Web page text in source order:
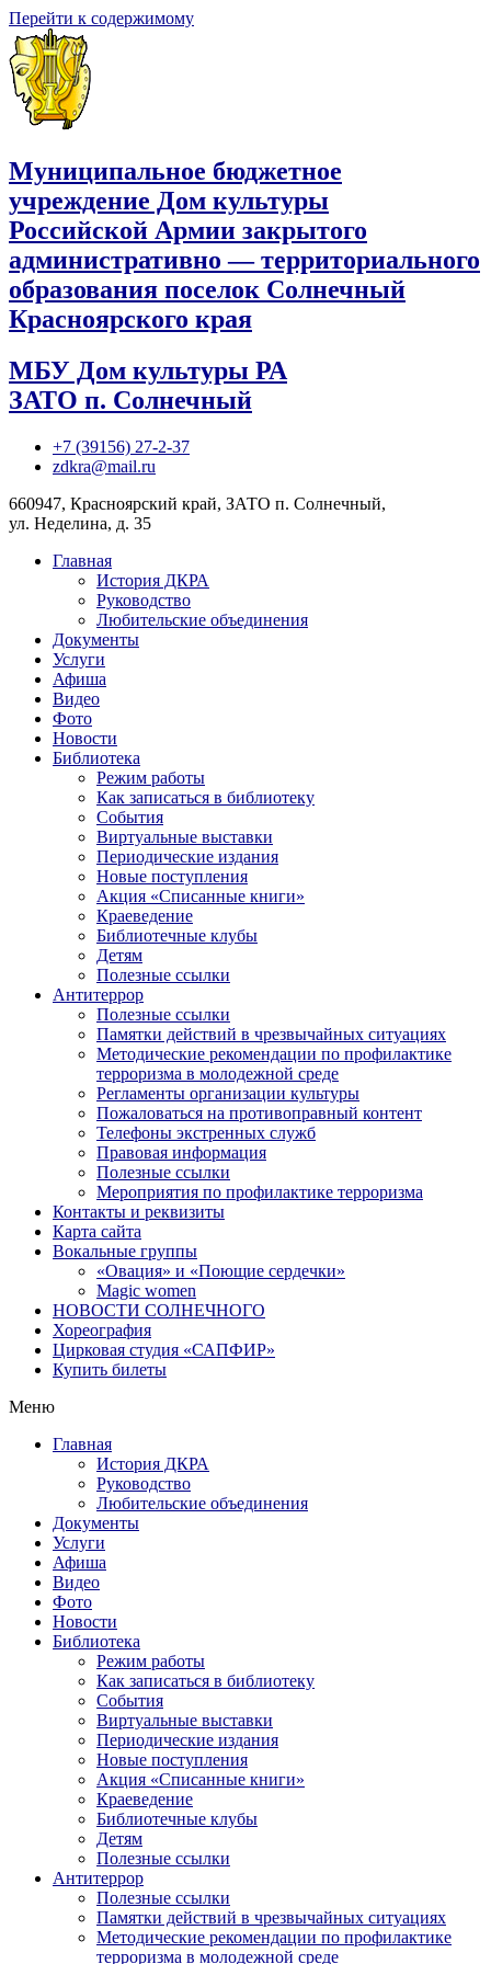
Перейти к содержимому
Муниципальное бюджетное
учреждение Дом культуры
Российской Армии закрытого
административно — территориального
образования поселок Солнечный
Красноярского края
МБУ Дом культуры РА
ЗАТО п. Солнечный
+7 (39156) 27-2-37
zdkra@mail.ru
660947, Красноярский край, ЗАТО п. Солнечный,
ул. Неделина, д. 35
Главная
История ДКРА
Руководство
Любительские объединения
Документы
Услуги
Афиша
Видео
Фото
Новости
Библиотека
Режим работы
Как записаться в библиотеку
События
Виртуальные выставки
Периодические издания
Новые поступления
Акция «Списанные книги»
Краеведение
Библиотечные клубы
Детям
Полезные ссылки
Антитеррор
Полезные ссылки
Памятки действий в чрезвычайных ситуациях
Методические рекомендации по профилактике
терроризма в молодежной среде
Регламенты организации культуры
Пожаловаться на противоправный контент
Телефоны экстренных служб
Правовая информация
Полезные ссылки
Мероприятия по профилактике терроризма
Контакты и реквизиты
Карта сайта
Вокальные группы
«Овация» и «Поющие сердечки»
Magic women
НОВОСТИ СОЛНЕЧНОГО
Хореография
Цирковая студия «САПФИР»
Купить билеты
Меню
Главная
История ДКРА
Руководство
Любительские объединения
Документы
Услуги
Афиша
Видео
Фото
Новости
Библиотека
Режим работы
Как записаться в библиотеку
События
Виртуальные выставки
Периодические издания
Новые поступления
Акция «Списанные книги»
Краеведение
Библиотечные клубы
Детям
Полезные ссылки
Антитеррор
Полезные ссылки
Памятки действий в чрезвычайных ситуациях
Методические рекомендации по профилактике
терроризма в молодежной среде